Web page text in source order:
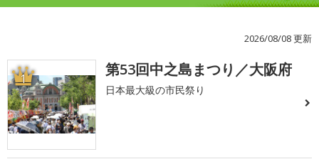
2026/08/08 更新
1 第53回中之島まつり／大阪府
日本最大級の市民祭り